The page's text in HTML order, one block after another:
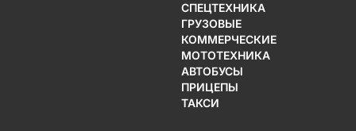
СПЕЦТЕХНИКА
ГРУЗОВЫЕ
КОММЕРЧЕСКИЕ
МОТОТЕХНИКА
АВТОБУСЫ
ПРИЦЕПЫ
ТАКСИ